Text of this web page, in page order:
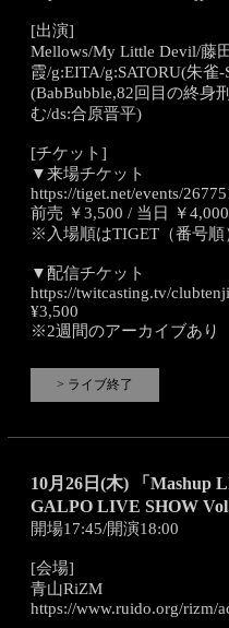
[出演]
Mellows/My Little Devil/藤
霞/g:EITA/g:SATORU(朱雀
(BabBubble,82回目の終身
む/ds:合原晋平)
[チケット]
▼来場チケット
https://tiget.net/events/
前売 ￥3,500 / 当日 ￥
※入場順はTIGET（番号
▼配信チケット
https://twitcasting.tv/
¥3,500
※2週間のアーカイブあり
> ライブ終了
10月26日(木) 「Mashup
GALPO LIVE SHOW
開場17:45/開演18:00
[会場]
青山RiZM
https://www.ruido.org/rizm/